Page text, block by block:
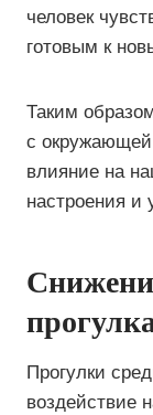
человек
готовым к
Таким
с окружающей
влияние на
настроения и
Прогулки
воздействие